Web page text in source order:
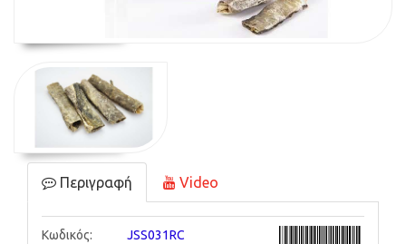
Περιγραφή Video
Κωδικός: JSS031RC